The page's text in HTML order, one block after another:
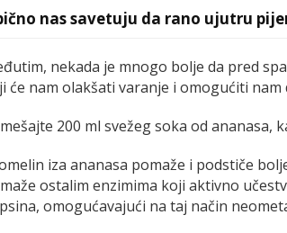
nas savetuju da rano ujutru
nekada je mnogo bolje da pred
će nam olakšati varanje i omogućiti nam
200 ml svežeg soka od ananasa,
iza ananasa pomaže i podstiče
ostalim enzimima koji aktivno
omogućavajući na taj način